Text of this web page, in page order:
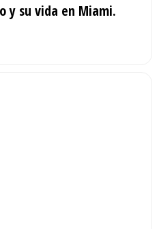
y su vida en Miami.